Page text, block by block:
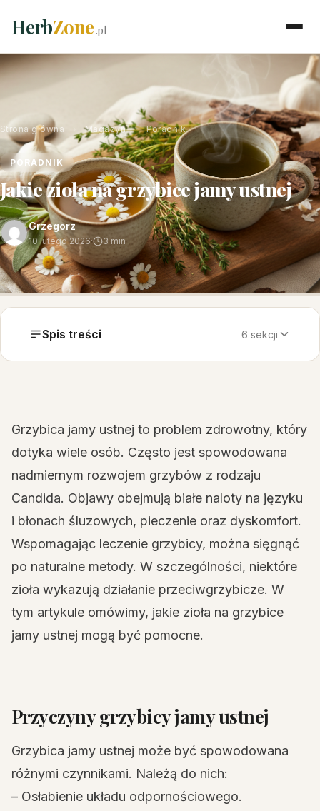
HerbZone.pl
Strona główna Magazyn › Poradnik
PORADNIK
Jakie zioła na grzybice jamy ustnej
Grzegorz
10 lutego 2026· 3 min
Spis treści 6 sekcji
Grzybica jamy ustnej to problem zdrowotny, który
dotyka wiele osób. Często jest spowodowana
nadmiernym rozwojem grzybów z rodzaju
Candida. Objawy obejmują białe naloty na języku
i błonach śluzowych, pieczenie oraz dyskomfort.
Wspomagając leczenie grzybicy, można sięgnąć
po naturalne metody. W szczególności, niektóre
zioła wykazują działanie przeciwgrzybicze. W
tym artykule omówimy, jakie zioła na grzybice
jamy ustnej mogą być pomocne.
Przyczyny grzybicy jamy ustnej
Grzybica jamy ustnej może być spowodowana
różnymi czynnikami. Należą do nich:
– Osłabienie układu odpornościowego.